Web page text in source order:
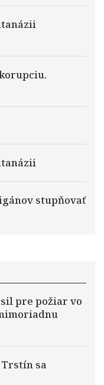
stupňovať
pre požiar vo
sa